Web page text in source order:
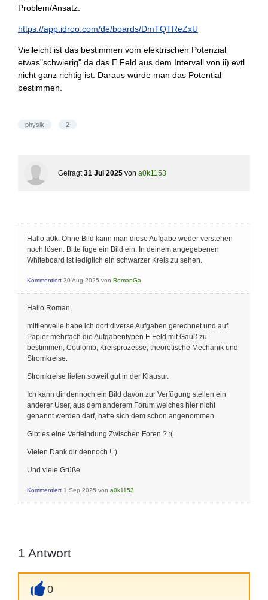
Problem/Ansatz:
https://app.idroo.com/de/boards/DmTQTReZxU
Vielleicht ist das bestimmen vom elektrischen Potenzial
etwas"schwierig" da das E Feld aus dem Intervall von ii) evtl
nicht ganz richtig ist. Daraus würde man das Potential
bestimmen.
physik 2
Gefragt 31 Jul 2025 von a0k1153
Hallo a0k. Ohne Bild kann man diese Aufgabe weder verstehen
noch lösen. Bitte füge ein Bild ein. In deinem angegebenen
Whiteboard ist lediglich ein schwarzer Kreis zu sehen.
Kommentiert 30 Aug 2025 von RomanGa
Hallo Roman,
mittlerweile habe ich dort diverse Aufgaben gerechnet und auf
Papier mehrfach die Aufgabentypen E Feld mit Gauß zu
bestimmen, Coulomb, Kreisprozesse, theoretische Mechanik und
Stromkreise.
Stromkreise liefen soweit gut in der Klausur.
Ich kann dir dennoch ein Bild davon zur Verfügung stellen ein
anderer User, aus dem anderem Forum welches hier nicht
genannt werden darf, hatte sich dem schon angenommen.
Gibt es eine Verfeindung Zwischen Foren ? :(
Vielen Dank dir dennoch ! :)
Und viele Grüße
Kommentiert 1 Sep 2025 von a0k1153
1 Antwort
0